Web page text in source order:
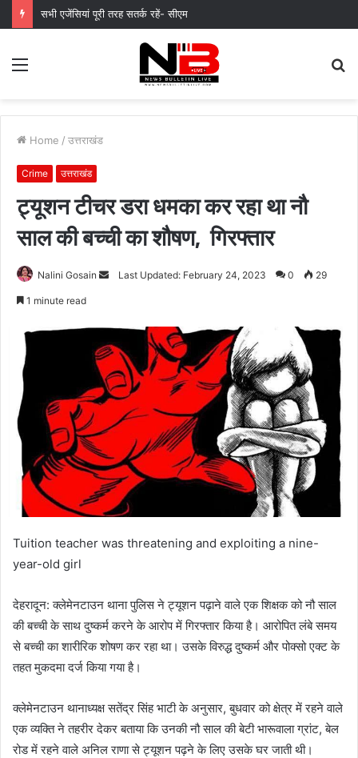
Menu
Home / उत्तराखंड
Crime उत्तराखंड
ट्यूशन टीचर डरा धमका कर रहा था नौ
साल की बच्ची का शौषण, गिरफ्तार
Nalini Gosain
SendLast Updated: February 24, 2023 0 29
1 minute read
Tuition teacher was threatening and exploiting a nine-
year-old girl
देहरादून: क्लेमेनटाउन थाना पुलिस ने ट्यूशन पढ़ाने वाले एक शिक्षक को नौ साल
की बच्ची के साथ दुष्कर्म करने के आरोप में गिरफ्तार किया है। आरोपित लंबे समय
से बच्ची का शारीरिक शोषण कर रहा था। उसके विरुद्ध दुष्कर्म और पोक्सो एक्ट के
तहत मुकदमा दर्ज किया गया है।
क्लेमेनटाउन थानाध्यक्ष सतेंद्र सिंह भाटी के अनुसार, बुधवार को क्षेत्र में रहने वाले
एक व्यक्ति ने तहरीर देकर बताया कि उनकी नौ साल की बेटी भारूवाला ग्रांट, बेल
रोड में रहने वाले अनिल राणा से ट्यूशन पढ़ने के लिए उसके घर जाती थी।